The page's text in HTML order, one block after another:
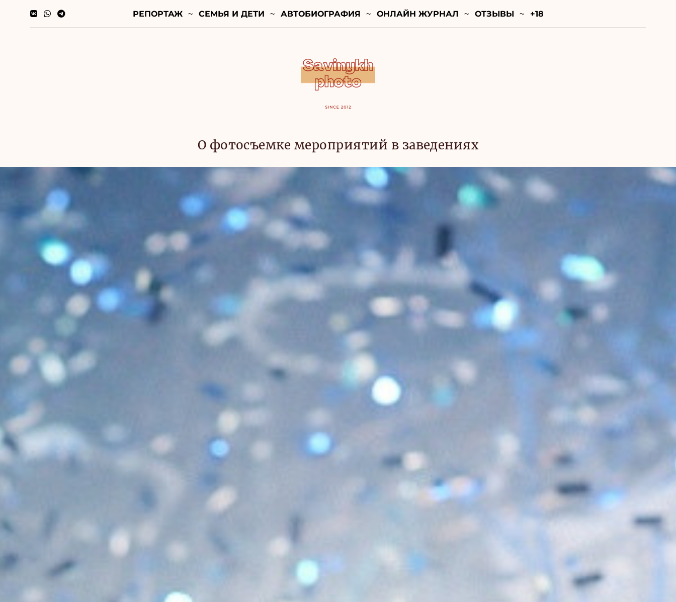
РЕПОРТАЖ СЕМЬЯ И ДЕТИ АВТОБИОГРАФИЯ ОНЛАЙН ЖУРНАЛ ОТЗЫВЫ +18
О фотосъемке мероприятий в заведениях